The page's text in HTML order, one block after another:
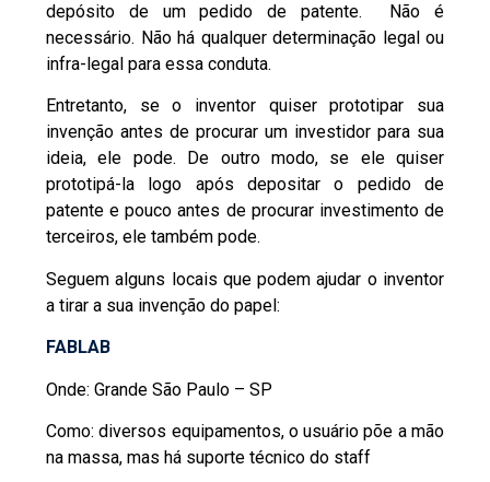
depósito de um pedido de patente. Não é
necessário. Não há qualquer determinação legal ou
infra-legal para essa conduta.
Entretanto, se o inventor quiser prototipar sua
invenção antes de procurar um investidor para sua
ideia, ele pode. De outro modo, se ele quiser
prototipá-la logo após depositar o pedido de
patente e pouco antes de procurar investimento de
terceiros, ele também pode.
Seguem alguns locais que podem ajudar o inventor
a tirar a sua invenção do papel:
FABLAB
Onde: Grande São Paulo – SP
Como: diversos equipamentos, o usuário põe a mão
na massa, mas há suporte técnico do staff